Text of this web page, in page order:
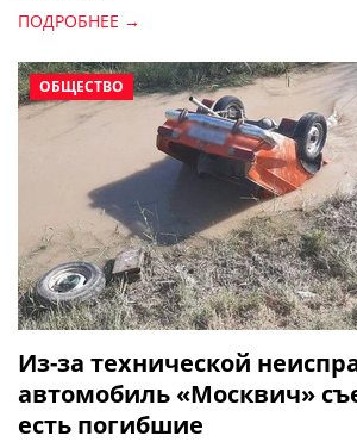
ПОДРОБНЕЕ →
ОБЩЕСТВО
Из-за технической
автомобиль «Москвич»
есть погибшие